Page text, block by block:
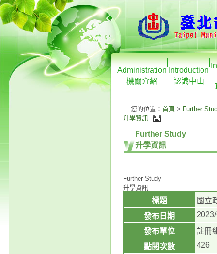
:::
Administration
機關介紹
Introduction
認識中山
::: 您的位置： 首頁 > Further
升學資訊.
Further Study
升學資訊
Further Study
升學資訊
標題
國立
發布日期
發布單位
註冊
點閱次數
426